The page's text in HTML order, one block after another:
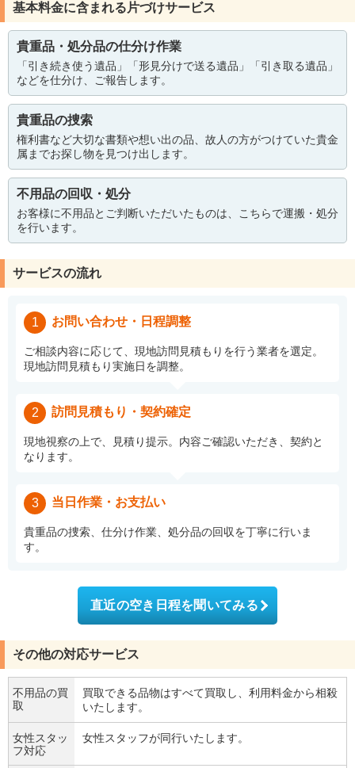
基本料金に含まれる片づけサービス
貴重品・処分品の仕分け作業
「引き続き使う遺品」「形見分けで送る遺品」「引き取る遺品」
などを仕分け、ご報告します。
貴重品の捜索
権利書など大切な書類や想い出の品、故人の方がつけていた貴金
属までお探し物を見つけ出します。
不用品の回収・処分
お客様に不用品とご判断いただいたものは、こちらで運搬・処分
を行います。
サービスの流れ
1 お問い合わせ・日程調整
ご相談内容に応じて、現地訪問見積もりを行う業者を選定。
現地訪問見積もり実施日を調整。
2 訪問見積もり・契約確定
現地視察の上で、見積り提示。内容ご確認いただき、契約と
なります。
3 当日作業・お支払い
貴重品の捜索、仕分け作業、処分品の回収を丁寧に行いま
す。
直近の空き日程を聞いてみる
その他の対応サービス
不用品の買
取
買取できる品物はすべて買取し、利用料金から相殺
いたします。
女性スタッ
フ対応
女性スタッフが同行いたします。